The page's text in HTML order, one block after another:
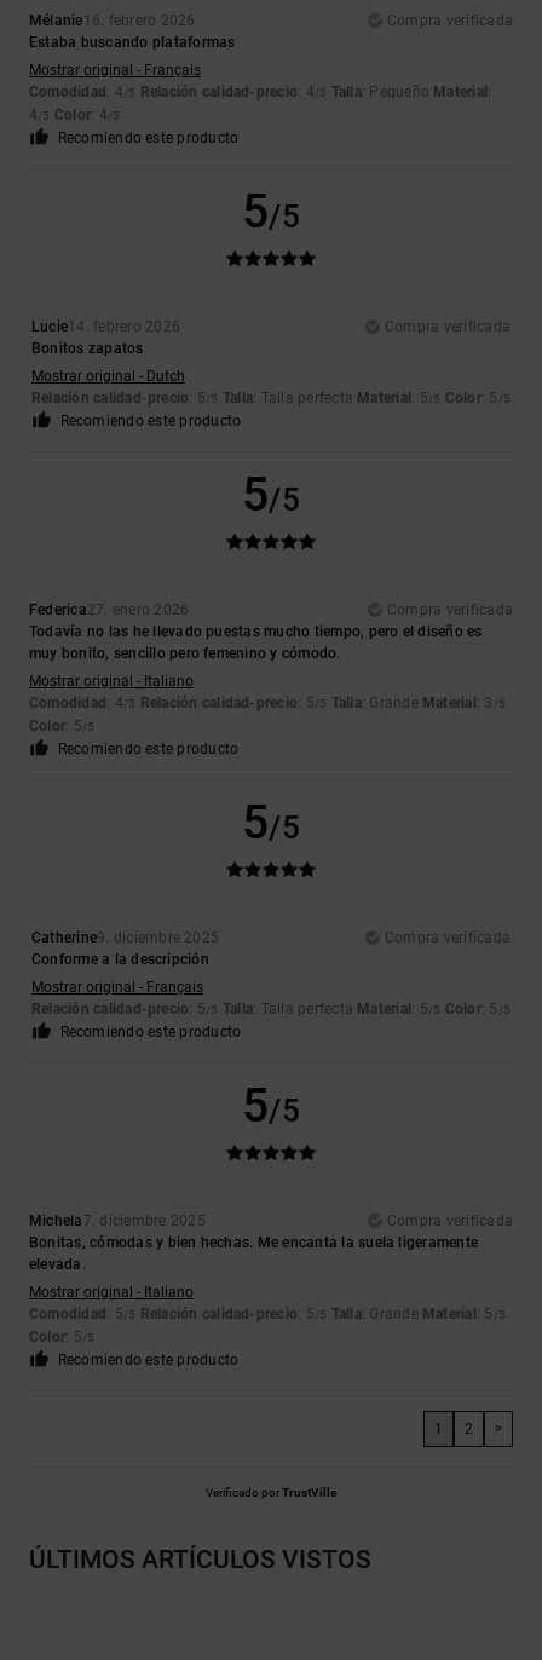
Mélanie16. febrero 2026
Compra verificada
Estaba buscando plataformas
Mostrar original - Français
Comodidad : 4/5 Relación calidad-precio: 4/5 Talla: Pequeño Material :
4/5 Color: 4/5
Recomiendo este producto
5/5
Lucie14. febrero 2026
Compra verificada
Bonitos zapatos
Mostrar original - Dutch
Relación calidad-precio: 5/5 Talla: Talla perfecta Material : 5/5 Color: 5 /5
Recomiendo este producto
5/5
Federica27. enero 2026
Compra verificada
Todavía no las he llevado puestas mucho tiempo, pero el diseño es
muy bonito, sencillo pero femenino y cómodo.
Mostrar original - Italiano
Comodidad : 4/5 Relación calidad-precio: 5/5 Talla: Grande Material : 3 /5
Color: 5/5
Recomiendo este producto
5/5
Catherine9. diciembre 2025
Compra verificada
Conforme a la descripción
Mostrar original - Français
Relación calidad-precio: 5/5 Talla: Talla perfecta Material : 5/5 Color: 5 /5
Recomiendo este producto
5/5
Michela 7. diciembre 2025
Compra verificada
Bonitas, cómodas y bien hechas. Me encanta la suela ligeramente
elevada.
Mostrar original - Italiano
Comodidad : 5/5 Relación calidad-precio: 5/5 Talla: Grande Material : 5 /5
Color: 5/5
Recomiendo este producto
1 2 >
Verificado porTrustVille
ÚLTIMOS ARTÍCULOS VISTOS